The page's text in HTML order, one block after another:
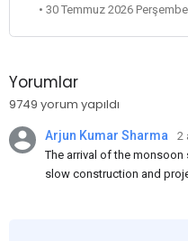
• 30 Temmuz 2026 Perşembe
Yorumlar
9749 yorum yapıldı
Arjun Kumar Sharma
2
The arrival of the
slow construction and